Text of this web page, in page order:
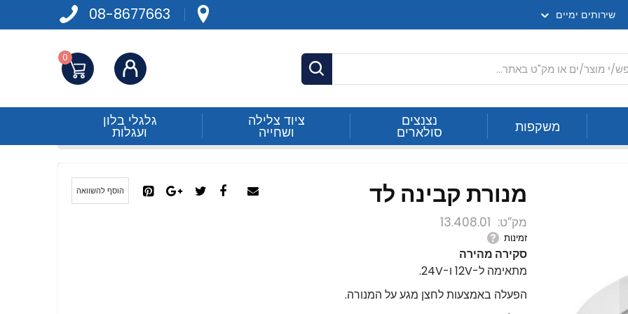
08-8677663 שירותים ימיים
חפש
התחברות 0
משקפות נצנצים
סולארים
ציוד צלילה
ושחייה
גלגלי בלון
ועגלות
מנורת קבינה לד
מק”ט 13.408.01
זמינות
סקירה מהירה
מתאימה ל-12V ו-24V.
הפעלה באמצעות לחצן מגע על המנורה.
הוסף להשוואה